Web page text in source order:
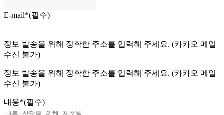
E-mail*(필수)
정보 발송을 위해 정확한 주소를 입력해 주세요. (카카오 메일
수신 불가)
정보 발송을 위해 정확한 주소를 입력해 주세요. (카카오 메일
수신 불가)
내용*(필수)